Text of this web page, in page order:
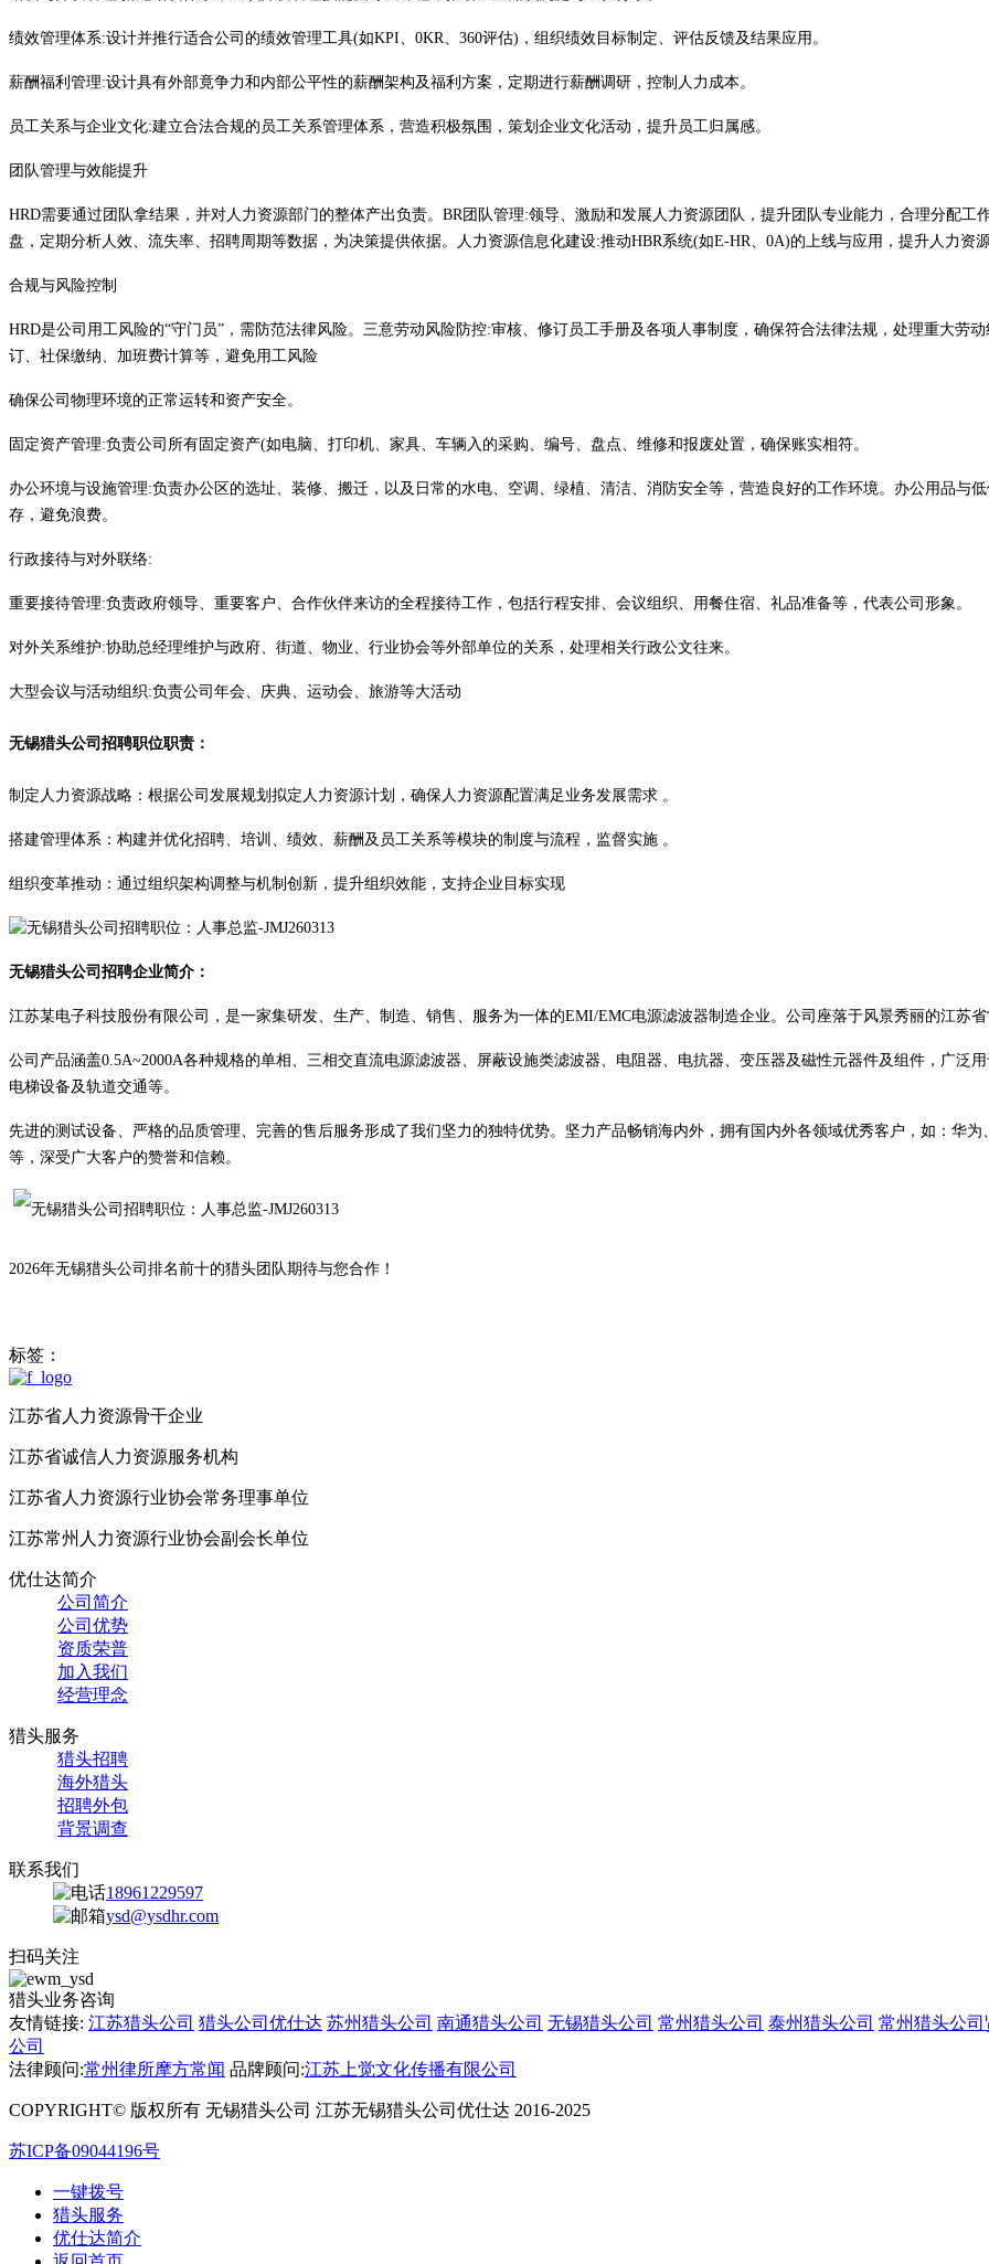
绩效管理体系:设计并推行适合公司的绩效管理工具(如KPI、0KR、360评估)，组织绩效目标制定、评估反馈及结果应用。
薪酬福利管理:设计具有外部竟争力和内部公平性的薪酬架构及福利方案，定期进行薪酬调研，控制人力成本。
员工关系与企业文化:建立合法合规的员工关系管理体系，营造积极氛围，策划企业文化活动，提升员工归属感。
团队管理与效能提升
HRD需要通过团队拿结果，并对人力资源部门的整体产出负责。BR团队管理:领导、激励和发展人力资源团队，提升团队专业能力，合理分配
盘，定期分析人效、流失率、招聘周期等数据，为决策提供依据。人力资源信息化建设:推动HBR系统(如E-HR、0A)的上线与应用，提升人力资
合规与风险控制
HRD是公司用工风险的“守门员”，需防范法律风险。三意劳动风险防控:审核、修订员工手册及各项人事制度，确保符合法律法规，处理重大劳
订、社保缴纳、加班费计算等，避免用工风险
确保公司物理环境的正常运转和资产安全。
固定资产管理:负责公司所有固定资产(如电脑、打印机、家具、车辆入的采购、编号、盘点、维修和报废处置，确保账实相符。
办公环境与设施管理:负责办公区的选址、装修、搬迁，以及日常的水电、空调、绿植、清洁、消防安全等，营造良好的工作环境。办公用品与
存，避免浪费。
行政接待与对外联络:
重要接待管理:负责政府领导、重要客户、合作伙伴来访的全程接待工作，包括行程安排、会议组织、用餐住宿、礼品准备等，代表公司形象。
对外关系维护:协助总经理维护与政府、街道、物业、行业协会等外部单位的关系，处理相关行政公文往来。
大型会议与活动组织:负责公司年会、庆典、运动会、旅游等大活动
无锡猎头公司招聘职位职责：
‌制定人力资源战略‌：根据公司发展规划拟定人力资源计划，确保人力资源配置满足业务发展需求 。
‌搭建管理体系‌：构建并优化招聘、培训、绩效、薪酬及员工关系等模块的制度与流程，监督实施 。
‌组织变革推动‌：通过组织架构调整与机制创新，提升组织效能，支持企业目标实现
无锡猎头公司招聘企业简介：
江苏某电子科技股份有限公司，是一家集研发、生产、制造、销售、服务为一体的EMI/EMC电源滤波器制造企业。公司座落于风景秀丽的江苏
公司产品涵盖0.5A~2000A各种规格的单相、三相交直流电源滤波器、屏蔽设施类滤波器、电阻器、电抗器、变压器及磁性元器件及组件，广泛
电梯设备及轨道交通等。
先进的测试设备、严格的品质管理、完善的售后服务形成了我们坚力的独特优势。坚力产品畅销海内外，拥有国内外各领域优秀客户，如：华
等，深受广大客户的赞誉和信赖。
2026年无锡猎头公司排名前十的猎头团队期待与您合作！
标签：
江苏省人力资源骨干企业
江苏省诚信人力资源服务机构
江苏省人力资源行业协会常务理事单位
江苏常州人力资源行业协会副会长单位
优仕达简介
公司简介
公司优势
资质荣普
加入我们
经营理念
猎头服务
猎头招聘
海外猎头
招聘外包
背景调查
联系我们
18961229597
ysd@ysdhr.com
扫码关注
猎头业务咨询
友情链接: 江苏猎头公司 猎头公司优仕达 苏州猎头公司 南通猎头公司 无锡猎头公司 常州猎头公司 泰州猎头公司 常州猎头公司
公司
法律顾问:常州律所摩方常闻 品牌顾问:江苏上觉文化传播有限公司
COPYRIGHT© 版权所有 无锡猎头公司 江苏无锡猎头公司优仕达 2016-2025
苏ICP备09044196号
一键拨号
猎头服务
优仕达简介